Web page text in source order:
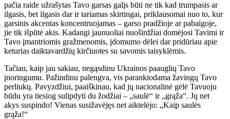
pačia raide užrašytas Tavo garsas galįs būti ne tik kad trumpasis ar
ilgasis, bet ilgasis dar ir tariamas skirtingai, priklausomai nuo to, kur
garsinis akcentas koncentruojamas – garso pradžioje ar pabaigoje,
jie tik išpūtė akis. Kadangi jaunuoliai nuoširdžiai domėjosi Tavimi ir
Tavo įmantriomis gražmenomis, įdomumo dėlei dar pridūriau apie
keturias daiktavardžių kirčiuotes su savomis taisyklėmis.
Tačiau, kaip jau sakiau, negąsdinu Ukrainos paauglių Tavo
įnoringumu. Pažindinu palengva, vis parankiodama žavingų Tavo
perliukų. Pavyzdžiui, paaiškinau, kad jų nacionalinė gėlė Tavuoju
būdu yra tiesiog sulipdyti du žodžiai – „saulė“ ir „grąža“. Jų net
akys suspindo! Vienas susižavėjęs net aiktelėjo: „Kaip saulės
grąža!“